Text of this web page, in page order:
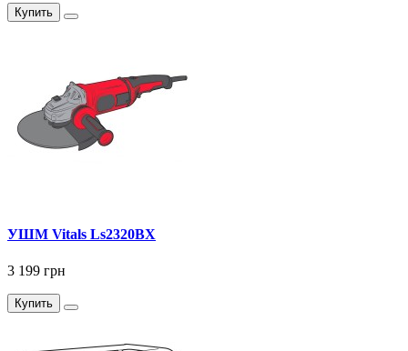
Купить
УШМ Vitals Ls2320BX
3 199 грн
Купить